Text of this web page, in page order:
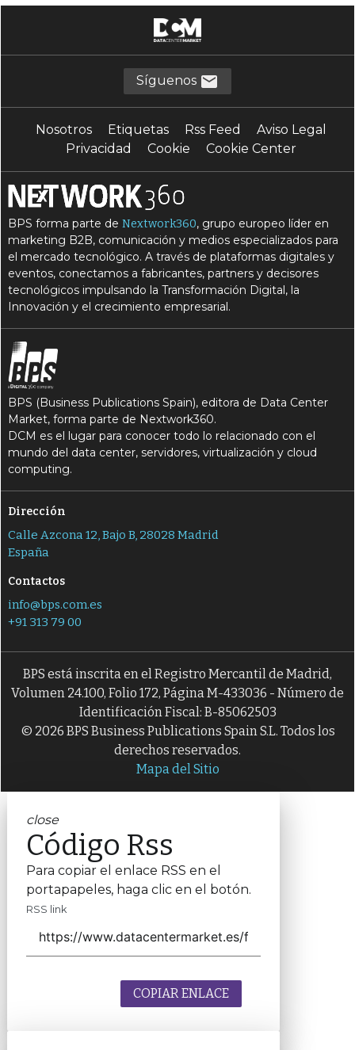
Síguenos
Nosotros Etiquetas Rss Feed
Aviso Legal
Privacidad
Cookie Cookie Center
BPS forma parte deNextwork360, grupo europeo líder en
marketing B2B, comunicación y medios especializados para
el mercado tecnológico. A través de plataformas digitales y
eventos, conectamos a fabricantes, partners y decisores
tecnológicos impulsando la Transformación Digital, la
Innovación y el crecimiento empresarial.
BPS (Business Publications Spain), editora de Data Center
Market, forma parte de Nextwork360.
DCM es el lugar para conocer todo lo relacionado con el
mundo del data center, servidores, virtualización y cloud
computing.
Dirección
Calle Azcona 12, Bajo B, 28028 Madrid
España
Contactos
info@bps.com.es
+91 313 79 00
BPS está inscrita en el Registro Mercantil de Madrid,
Volumen 24.100, Folio 172, Página M-433036 - Número de
Identificación Fiscal: B-85062503
© 2026 BPS Business Publications Spain S.L. Todos los
derechos reservados.
Mapa del Sitio
close
Código Rss
Para copiar el enlace RSS en el
portapapeles, haga clic en el botón.
RSS link
COPIAR ENLACE